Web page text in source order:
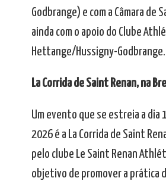
Godbrange) e com a Câmara de
ainda com o apoio do Clube
Hettange/Hussigny-Godbrange.
La Corrida de Saint Renan, na
Um evento que se estreia a dia
2026 é a La Corrida de Saint
pelo clube Le Saint Renan
objetivo de promover a prática